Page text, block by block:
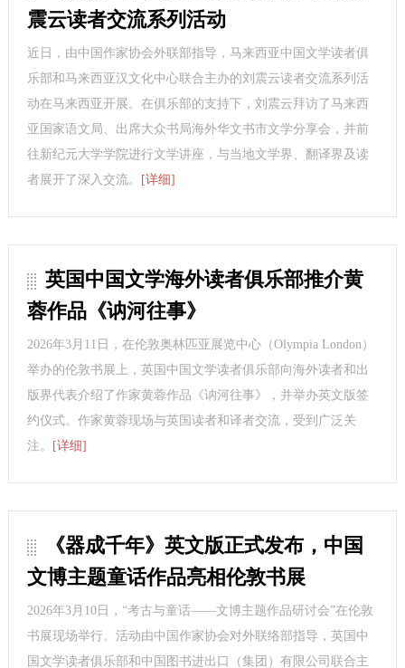
震云读者交流系列活动
近日，由中国作家协会外联部指导，马来西亚中国文学读者俱
乐部和马来西亚汉文化中心联合主办的刘震云读者交流系列活
动在马来西亚开展。在俱乐部的支持下，刘震云拜访了马来西
亚国家语文局、出席大众书局海外华文书市文学分享会，并前
往新纪元大学学院进行文学讲座，与当地文学界、翻译界及读
者展开了深入交流。
[详细]
英国中国文学海外读者俱乐部推介黄
蓉作品《讷河往事》
2026年3月11日，在伦敦奥林匹亚展览中心（Olympia London）
举办的伦敦书展上，英国中国文学读者俱乐部向海外读者和出
版界代表介绍了作家黄蓉作品《讷河往事》，并举办英文版签
约仪式。作家黄蓉现场与英国读者和译者交流，受到广泛关
注。
[详细]
《器成千年》英文版正式发布，中国
文博主题童话作品亮相伦敦书展
2026年3月10日，“考古与童话——文博主题作品研讨会”在伦敦
书展现场举行。活动由中国作家协会对外联络部指导，英国中
国文学读者俱乐部和中国图书进出口（集团）有限公司联合主